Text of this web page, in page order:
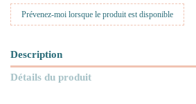
Description
Détails du produit